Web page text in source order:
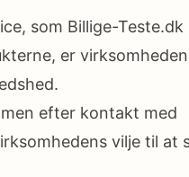
som Billige-Teste.dk
er virksomheden
efter kontakt med
vilje til at